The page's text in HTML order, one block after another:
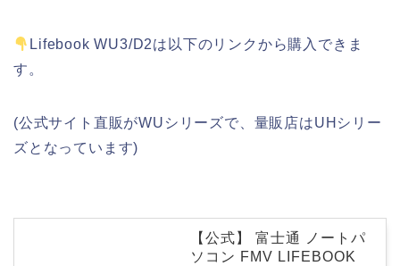
Lifebook WU3/D2は以下のリンクから購入できま
す。
(公式サイト直販がWUシリーズで、量販店はUHシリー
ズとなっています)
【公式】 富士通 ノートパ
ソコン FMV LIFEBOOK